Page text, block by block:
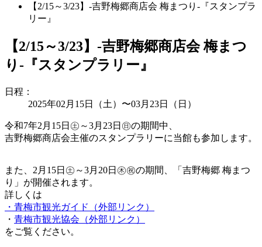
【2/15～3/23】-吉野梅郷商店会 梅まつり-『スタンプラ
リー』
【2/15～3/23】-吉野梅郷商店会 梅まつ
り-『スタンプラリー』
日程：
2025年02月15日（土）〜03月23日（日）
令和7年2月15日㊏～3月23日㊐の期間中、
吉野梅郷商店会主催のスタンプラリーに当館も参加します。
また、2月15日㊏～3月20日㊍㊗の期間、「吉野梅郷 梅まつ
り」が開催されます。
詳しくは
・青梅市観光ガイド（外部リンク）
・ 青梅市観光協会（外部リンク）
をご覧ください。